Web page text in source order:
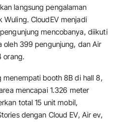
langsung pengalaman
CloudEV menjadi
mencobanya, diikuti
oleh 399 pengunjung, dan Air
orang.
menempati booth 8B di hall 8,
mencapai 1.326 meter
total 15 unit mobil,
dengan Cloud EV, Air ev,